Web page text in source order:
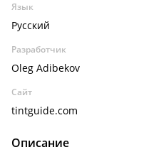
Язык
Русский
Разработчик
Oleg Adibekov
Сайт
tintguide.com
Описание